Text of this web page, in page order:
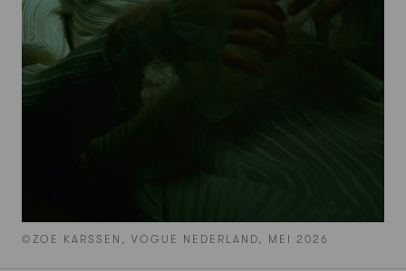
©ZOE KARSSEN, VOGUE NEDERLAND, MEI 2026